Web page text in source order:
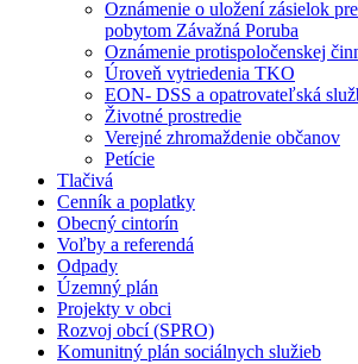
Oznámenie o uložení zásielok
pobytom Závažná Poruba
Oznámenie protispoločenskej
Úroveň vytriedenia TKO
EON- DSS a opatrovateľská
Životné prostredie
Verejné zhromaždenie občanov
Petície
Tlačivá
Cenník a poplatky
Obecný cintorín
Voľby a referendá
Odpady
Územný plán
Projekty v obci
Rozvoj obcí (SPRO)
Komunitný plán sociálnych služieb